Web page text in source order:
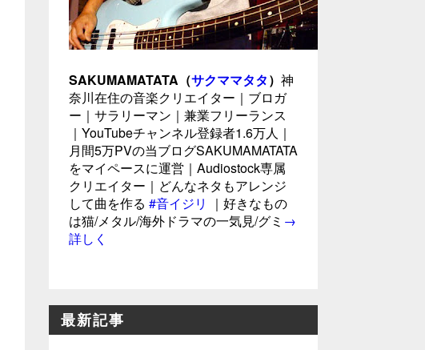
SAKUMAMATATA（サクママタタ） 神
奈川在住の音楽クリエイター｜ブロガ
ー｜サラリーマン｜兼業フリーランス
｜YouTubeチャンネル登録者1.6万人｜
月間5万PVの当ブログSAKUMAMATATA
をマイペースに運営｜Audiostock専属
クリエイター｜どんなネタもアレンジ
して曲を作る #音イジリ
｜好きなもの
は猫/メタル/海外ドラマの一気見/グミ →
詳しく
最新記事